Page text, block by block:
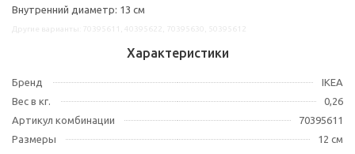
Внутренний диаметр: 13 см
Характеристики
Бренд
IKEA
Вес в кг.
0,26
Артикул комбинации
70395611
Размеры
12 см